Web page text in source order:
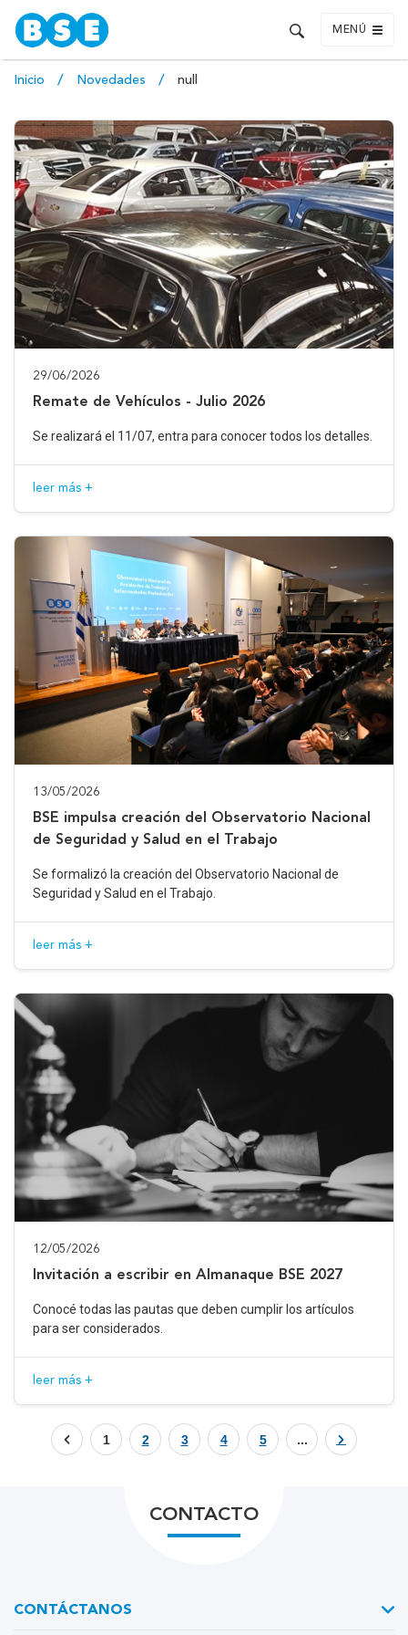
MENÚ
Inicio Novedades null
29/06/2026
Remate de Vehículos - Julio 2026
Se realizará el 11/07, entra para conocer todos los detalles.
leer más +
13/05/2026
BSE impulsa creación del Observatorio Nacional
de Seguridad y Salud en el Trabajo
Se formalizó la creación del Observatorio Nacional de
Seguridad y Salud en el Trabajo.
leer más +
12/05/2026
Invitación a escribir en Almanaque BSE 2027
Conocé todas las pautas que deben cumplir los artículos
para ser considerados.
leer más +
1 2 3 4 5 ...
CONTACTO
CONTÁCTANOS